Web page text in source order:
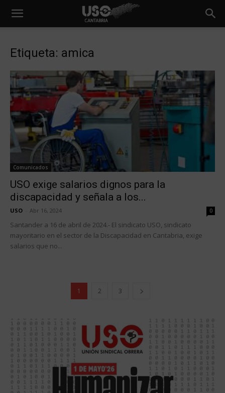
Etiqueta: amica
Comunicados
USO exige salarios dignos para la
discapacidad y señala a los...
USO Abr 16, 2024 0
Santander a 16 de abril de 2024.- El sindicato USO, sindicato
mayoritario en el sector de la Discapacidad en Cantabria, exige
salarios que no...
1 2 3